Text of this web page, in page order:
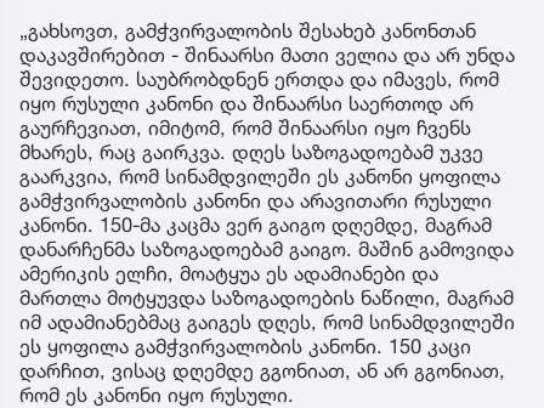
„გახსოვთ, გამჭვირვალობის შესახებ კანონთან
დაკავშირებით - შინაარსი მათი ველია და არ უნდა
შევიდეთო. საუბრობდნენ ერთდა და იმავეს, რომ
იყო რუსული კანონი და შინაარსი საერთოდ არ
გაურჩევიათ, იმიტომ, რომ შინაარსი იყო ჩვენს
მხარეს, რაც გაირკვა. დღეს საზოგადოებამ უკვე
გაარკვია, რომ სინამდვილეში ეს კანონი ყოფილა
გამჭვირვალობის კანონი და არავითარი რუსული
კანონი. 150-მა კაცმა ვერ გაიგო დღემდე, მაგრამ
დანარჩენმა საზოგადოებამ გაიგო. მაშინ გამოვიდა
ამერიკის ელჩი, მოატყუა ეს ადამიანები და
მართლა მოტყუვდა საზოგადოების ნაწილი, მაგრამ
იმ ადამიანებმაც გაიგეს დღეს, რომ სინამდვილეში
ეს ყოფილა გამჭვირვალობის კანონი. 150 კაცი
დარჩით, ვისაც დღემდე გგონიათ, ან არ გგონიათ,
რომ ეს კანონი იყო რუსული.